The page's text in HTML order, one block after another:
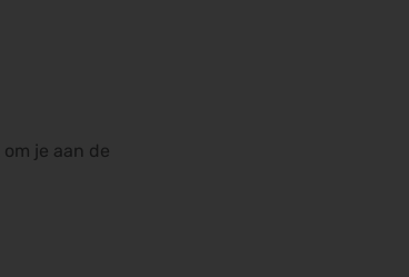
je aan de